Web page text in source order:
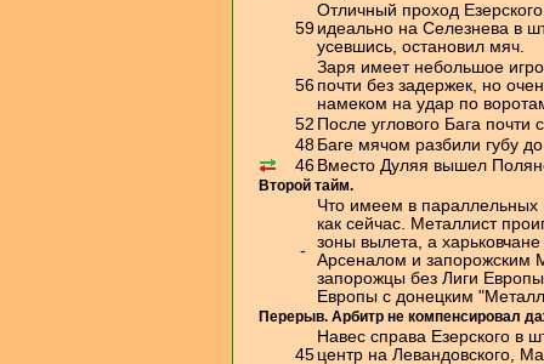
59
Отличный проход
идеально на Селезнева в
усевшись, остановил мяч.
56
Заря имеет небольшое
почти без задержек, но
намеком на удар по
52 После углового Бага почти
48 Баге мячом разбили губу
46 Вместо Дуляя вышел
Второй тайм.
-
Что имеем в параллельных
как сейчас. Металлист
зоны вылета, а
Арсеналом и запорожским
запорожцы без Лиги
Европы с донецким
Перерыв. Арбитр не компенсировал
45
Навес справа Езерского в
центр на Левандовского,